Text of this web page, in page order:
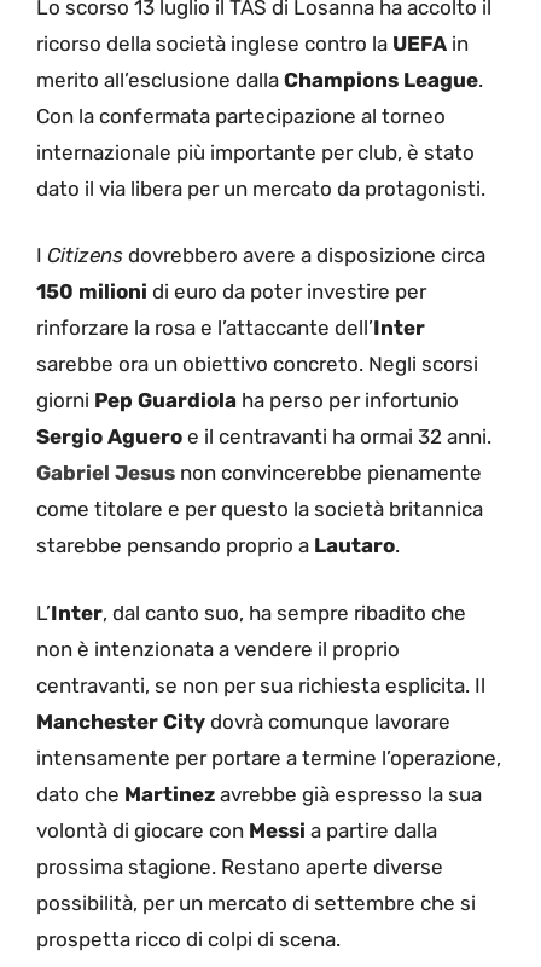
Lo scorso 13 luglio il TAS di Losanna ha accolto il
ricorso della società inglese contro la UEFA in
merito all’esclusione dalla Champions League.
Con la confermata partecipazione al torneo
internazionale più importante per club, è stato
dato il via libera per un mercato da protagonisti.
I Citizens dovrebbero avere a disposizione circa
150 milioni di euro da poter investire per
rinforzare la rosa e l’attaccante dell’Inter
sarebbe ora un obiettivo concreto. Negli scorsi
giorni Pep Guardiola ha perso per infortunio
Sergio Aguero e il centravanti ha ormai 32 anni.
Gabriel Jesus non convincerebbe pienamente
come titolare e per questo la società britannica
starebbe pensando proprio a Lautaro.
L’Inter, dal canto suo, ha sempre ribadito che
non è intenzionata a vendere il proprio
centravanti, se non per sua richiesta esplicita. Il
Manchester City dovrà comunque lavorare
intensamente per portare a termine l’operazione,
dato che Martinez avrebbe già espresso la sua
volontà di giocare con Messi a partire dalla
prossima stagione. Restano aperte diverse
possibilità, per un mercato di settembre che si
prospetta ricco di colpi di scena.